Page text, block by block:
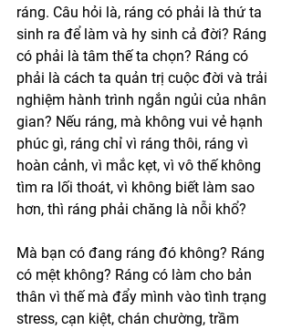
ráng. Câu hỏi là, ráng có phải là thứ ta
sinh ra để làm và hy sinh cả đời? Ráng
có phải là tâm thế ta chọn? Ráng có
phải là cách ta quản trị cuộc đời và trải
nghiệm hành trình ngắn ngủi của nhân
gian? Nếu ráng, mà không vui vẻ hạnh
phúc gì, ráng chỉ vì ráng thôi, ráng vì
hoàn cảnh, vì mắc kẹt, vì vô thế không
tìm ra lối thoát, vì không biết làm sao
hơn, thì ráng phải chăng là nỗi khổ?
Mà bạn có đang ráng đó không? Ráng
có mệt không? Ráng có làm cho bản
thân vì thế mà đẩy mình vào tình trạng
stress, cạn kiệt, chán chường, trầm